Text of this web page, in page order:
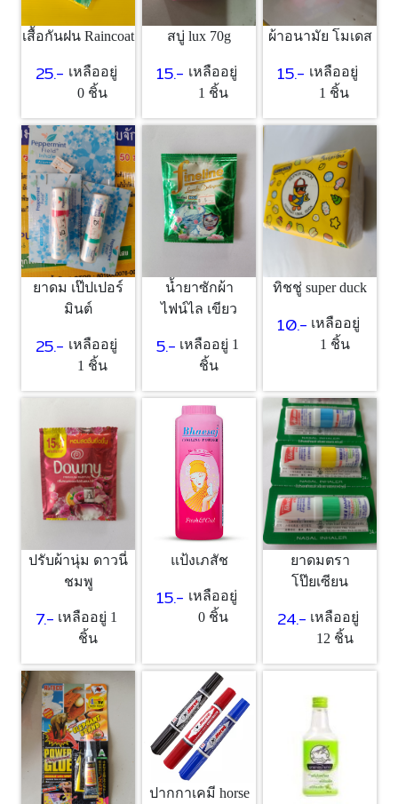
เสื้อกันฝน Raincoat
25.- เหลืออยู่
0 ชิ้น
สบู่ lux 70g
15.- เหลืออยู่
1 ชิ้น
ผ้าอนามัย โมเดส
15.- เหลืออยู่
1 ชิ้น
ยาดม เป๊ปเปอร์
มินต์
25.- เหลืออยู่
1 ชิ้น
น้ำยาซักผ้า
ไฟน์ไล เขียว
5.- เหลืออยู่ 1
ชิ้น
ทิชชู่ super duck
10.- เหลืออยู่
1 ชิ้น
ปรับผ้านุ่ม ดาวนี่
ชมพู
7.- เหลืออยู่ 1
ชิ้น
แป้งเภสัช
15.- เหลืออยู่
0 ชิ้น
ยาดมตรา
โป๊ยเซียน
24.- เหลืออยู่
12 ชิ้น
ปากกาเคมี horse